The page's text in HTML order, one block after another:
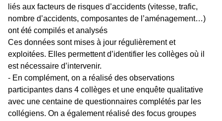
liés aux facteurs de risques d’accidents (vitesse, trafic,
nombre d’accidents, composantes de l’aménagement…)
ont été compilés et analysés
Ces données sont mises à jour régulièrement et
exploitées. Elles permettent d’identifier les collèges où il
est nécessaire d’intervenir.
- En complément, on a réalisé des observations
participantes dans 4 collèges et une enquête qualitative
avec une centaine de questionnaires complétés par les
collégiens. On a également réalisé des focus groupes